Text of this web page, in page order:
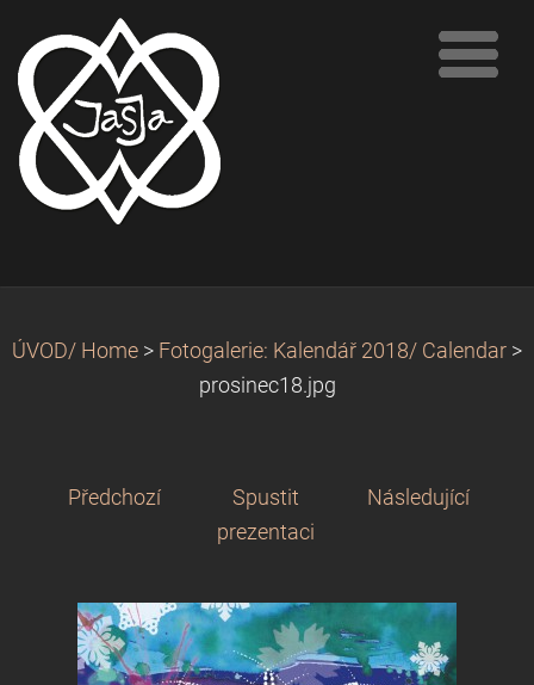
ÚVOD/ Home > Fotogalerie: Kalendář 2018/ Calendar >
prosinec18.jpg
Předchozí
Spustit
prezentaci
Následující